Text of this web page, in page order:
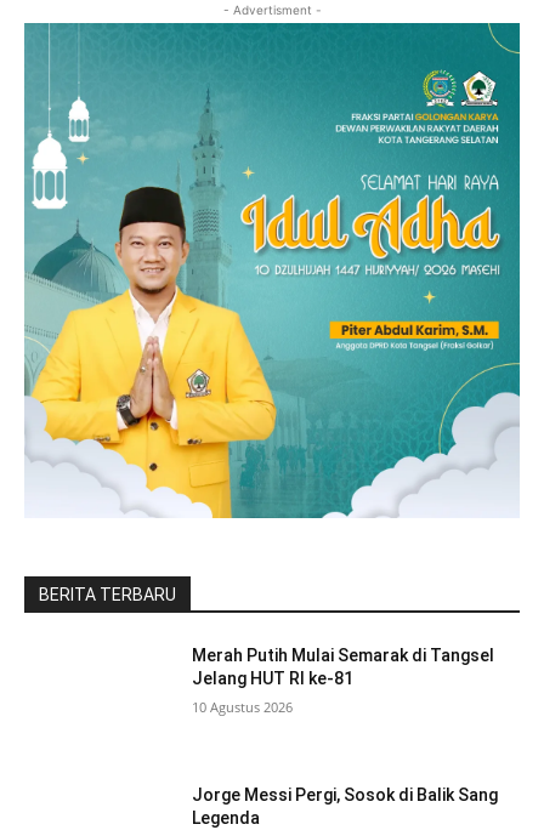
- Advertisment -
BERITA TERBARU
Merah Putih Mulai Semarak di Tangsel
Jelang HUT RI ke-81
10 Agustus 2026
Jorge Messi Pergi, Sosok di Balik Sang
Legenda